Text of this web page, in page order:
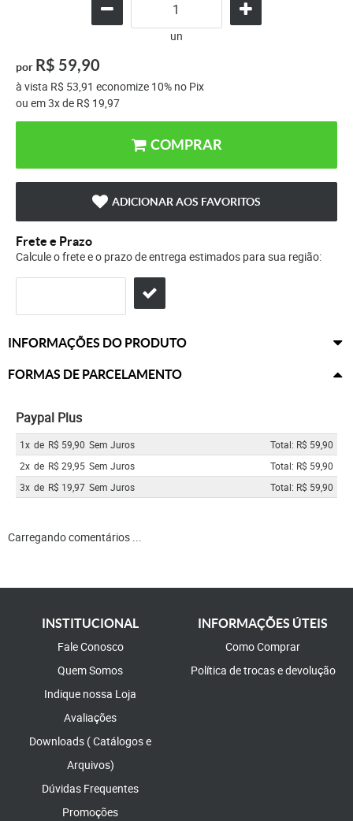
un
por R$ 59,90
à vista R$ 53,91 economize 10% no Pix
ou em3xde R$ 19,97
COMPRAR
ADICIONAR AOS FAVORITOS
Frete e Prazo
Calcule o frete e o prazo de entrega estimados para sua região:
INFORMAÇÕES DO PRODUTO
FORMAS DE PARCELAMENTO
Paypal Plus
1x de R$ 59,90 Sem Juros
Total: R$ 59,90
2x de R$ 29,95 Sem Juros
Total: R$ 59,90
3x de R$ 19,97 Sem Juros Total: R$ 59,90
Carregando comentários ...
INSTITUCIONAL
Fale Conosco
Quem Somos
Indique nossa Loja
Avaliações
Downloads ( Catálogos e
Arquivos)
Dúvidas Frequentes
Promoções
INFORMAÇÕES ÚTEIS
Como Comprar
Política de trocas e devolução